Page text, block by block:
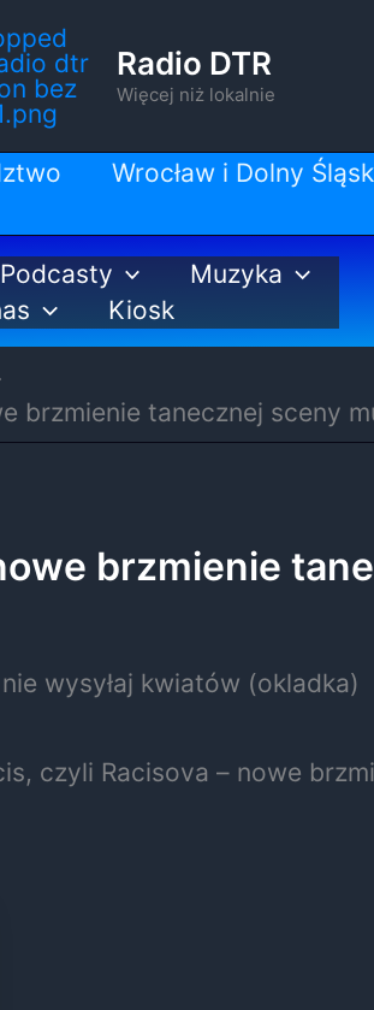
Radio DTR
Więcej niż lokalnie
Wrocław i Dolny Śląsk
Podcasty
Muzyka
Kiosk
brzmienie tanecznej sceny
brzmienie
czyli Racisova – nowe